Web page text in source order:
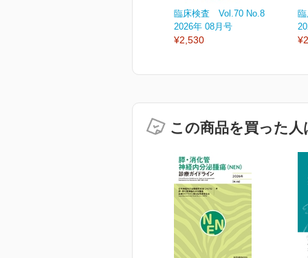
臨床検査 Vol.70 No.8
2026年 08月号
¥2,530
この商品を買った